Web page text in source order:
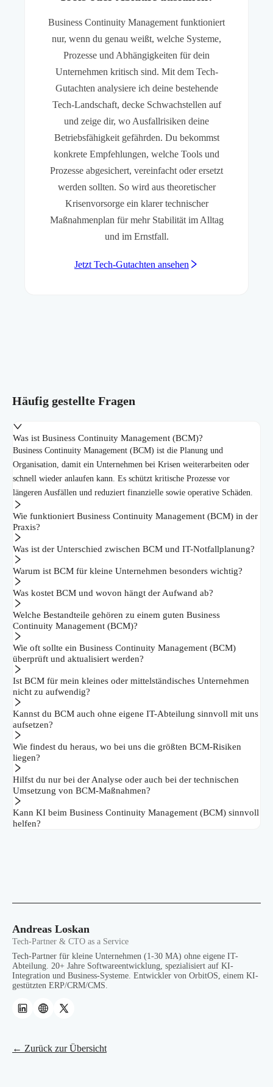
Business Continuity Management funktioniert
nur, wenn du genau weißt, welche Systeme,
Prozesse und Abhängigkeiten für dein
Unternehmen kritisch sind. Mit dem Tech-
Gutachten analysiere ich deine bestehende
Tech-Landschaft, decke Schwachstellen auf
und zeige dir, wo Ausfallrisiken deine
Betriebsfähigkeit gefährden. Du bekommst
konkrete Empfehlungen, welche Tools und
Prozesse abgesichert, vereinfacht oder ersetzt
werden sollten. So wird aus theoretischer
Krisenvorsorge ein klarer technischer
Maßnahmenplan für mehr Stabilität im Alltag
und im Ernstfall.
Jetzt Tech-Gutachten ansehen
Häufig gestellte Fragen
Was ist Business Continuity Management (BCM)?
Business Continuity Management (BCM) ist die Planung und
Organisation, damit ein Unternehmen bei Krisen weiterarbeiten oder
schnell wieder anlaufen kann. Es schützt kritische Prozesse vor
längeren Ausfällen und reduziert finanzielle sowie operative Schäden.
Wie funktioniert Business Continuity Management (BCM) in der
Praxis?
Was ist der Unterschied zwischen BCM und IT-Notfallplanung?
Warum ist BCM für kleine Unternehmen besonders wichtig?
Was kostet BCM und wovon hängt der Aufwand ab?
Welche Bestandteile gehören zu einem guten Business
Continuity Management (BCM)?
Wie oft sollte ein Business Continuity Management (BCM)
überprüft und aktualisiert werden?
Ist BCM für mein kleines oder mittelständisches Unternehmen
nicht zu aufwendig?
Kannst du BCM auch ohne eigene IT-Abteilung sinnvoll mit uns
aufsetzen?
Wie findest du heraus, wo bei uns die größten BCM-Risiken
liegen?
Hilfst du nur bei der Analyse oder auch bei der technischen
Umsetzung von BCM-Maßnahmen?
Kann KI beim Business Continuity Management (BCM) sinnvoll
helfen?
Andreas Loskan
Tech-Partner & CTO as a Service
Tech-Partner für kleine Unternehmen (1-30 MA) ohne eigene IT-
Abteilung. 20+ Jahre Softwareentwicklung, spezialisiert auf KI-
Integration und Business-Systeme. Entwickler von OrbitOS, einem KI-
gestützten ERP/CRM/CMS.
← Zurück zur Übersicht